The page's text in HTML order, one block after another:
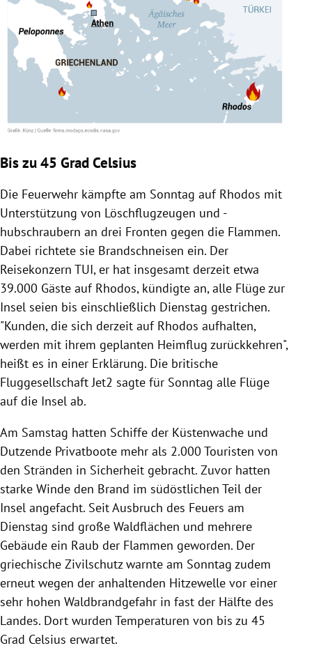
Bis zu 45 Grad Celsius
Die Feuerwehr kämpfte am Sonntag auf Rhodos mit
Unterstützung von Löschflugzeugen und -
hubschraubern an drei Fronten gegen die Flammen.
Dabei richtete sie Brandschneisen ein. Der
Reisekonzern TUI, er hat insgesamt derzeit etwa
39.000 Gäste auf Rhodos, kündigte an, alle Flüge zur
Insel seien bis einschließlich Dienstag gestrichen.
"Kunden, die sich derzeit auf Rhodos aufhalten,
werden mit ihrem geplanten Heimflug zurückkehren",
heißt es in einer Erklärung. Die britische
Fluggesellschaft Jet2 sagte für Sonntag alle Flüge
auf die Insel ab.
Am Samstag hatten Schiffe der Küstenwache und
Dutzende Privatboote mehr als 2.000 Touristen von
den Stränden in Sicherheit gebracht. Zuvor hatten
starke Winde den Brand im südöstlichen Teil der
Insel angefacht. Seit Ausbruch des Feuers am
Dienstag sind große Waldflächen und mehrere
Gebäude ein Raub der Flammen geworden. Der
griechische Zivilschutz warnte am Sonntag zudem
erneut wegen der anhaltenden Hitzewelle vor einer
sehr hohen Waldbrandgefahr in fast der Hälfte des
Landes. Dort wurden Temperaturen von bis zu 45
Grad Celsius erwartet.